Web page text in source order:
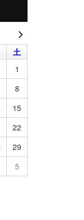
土
1
8
15
22
29
5